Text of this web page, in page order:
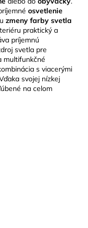
osvetlenie
zmeny farby svetla
praktický a
príjemnú
svetla pre
multifunkčné
s viacerými
svojej nízkej
na celom